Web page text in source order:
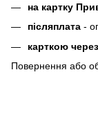
на картку
пiсляплата -
карткою
Повернення або